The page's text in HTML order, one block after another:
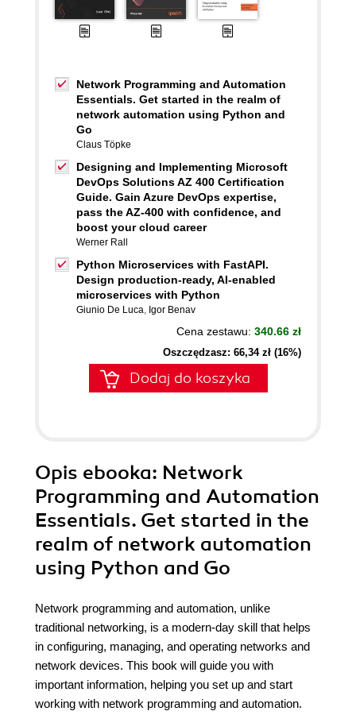
Network Programming and Automation
Essentials. Get started in the realm of
network automation using Python and
Go
Claus Töpke
Designing and Implementing Microsoft
DevOps Solutions AZ 400 Certification
Guide. Gain Azure DevOps expertise,
pass the AZ-400 with confidence, and
boost your cloud career
Werner Rall
Python Microservices with FastAPI.
Design production-ready, AI-enabled
microservices with Python
Giunio De Luca, Igor Benav
Cena zestawu: 340.66 zł
Oszczędzasz: 66,34 zł (16%)
Dodaj do koszyka
Opis ebooka: Network
Programming and Automation
Essentials. Get started in the
realm of network automation
using Python and Go
Network programming and automation, unlike
traditional networking, is a modern-day skill that helps
in configuring, managing, and operating networks and
network devices. This book will guide you with
important information, helping you set up and start
working with network programming and automation.